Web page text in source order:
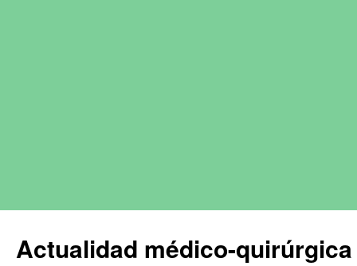
Actualidad médico-